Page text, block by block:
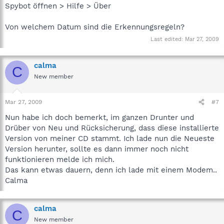
Spybot öffnen > Hilfe > Über
Von welchem Datum sind die Erkennungsregeln?
Last edited: Mar 27, 2009
C calma
New member
Mar 27, 2009 #7
Nun habe ich doch bemerkt, im ganzen Drunter und
Drüber von Neu und Rücksicherung, dass diese installierte
Version von meiner CD stammt. Ich lade nun die Neueste
Version herunter, sollte es dann immer noch nicht
funktionieren melde ich mich.
Das kann etwas dauern, denn ich lade mit einem Modem..
Calma
C calma
New member